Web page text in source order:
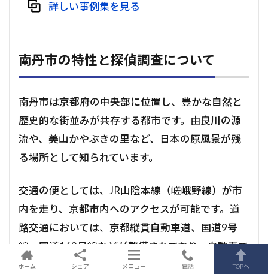
詳しい事例集を見る
南丹市の特性と探偵調査について
南丹市は京都府の中央部に位置し、豊かな自然と
歴史的な街並みが共存する都市です。由良川の源
流や、美山かやぶきの里など、日本の原風景が残
る場所として知られています。
交通の便としては、JR山陰本線（嵯峨野線）が市
内を走り、京都市内へのアクセスが可能です。道
路交通においては、京都縦貫自動車道、国道9号
線、国道162号線などが整備されており、自動車で
の移動も便利です。
ホーム シェア メニュー 電話 TOPへ